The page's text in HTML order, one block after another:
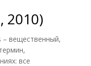
2010)
вещественный,
все